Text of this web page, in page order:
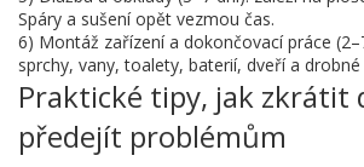
Spáry a sušení opět vezmou čas.
6) Montáž zařízení a dokončovací práce
sprchy, vany, toalety, baterií, dveří a drobné
Praktické tipy, jak zkrátit
předejít problémům